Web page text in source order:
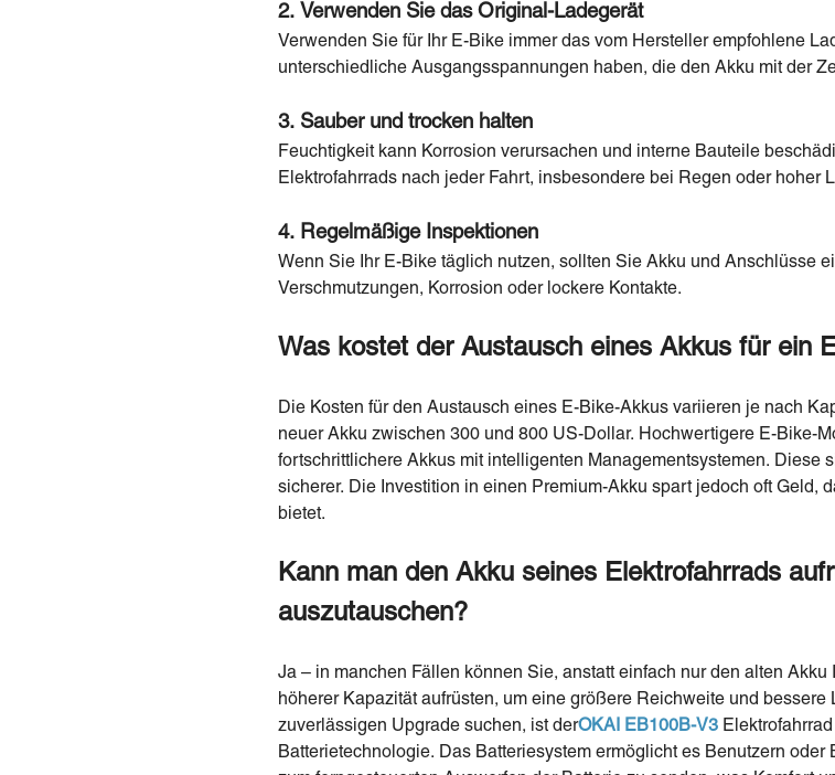
2. Verwenden Sie das Original-Ladegerät
Verwenden Sie für Ihr E-Bike immer das vom Hersteller empfohlene
unterschiedliche Ausgangsspannungen haben, die den Akku mit der
3. Sauber und trocken halten
Feuchtigkeit kann Korrosion verursachen und interne Bauteile
Elektrofahrrads nach jeder Fahrt, insbesondere bei Regen oder hoher
4. Regelmäßige Inspektionen
Wenn Sie Ihr E-Bike täglich nutzen, sollten Sie Akku und Anschlüsse
Verschmutzungen, Korrosion oder lockere Kontakte.
Was kostet der Austausch eines Akkus für ein
Die Kosten für den Austausch eines E-Bike-Akkus variieren je nach
neuer Akku zwischen 300 und 800 US-Dollar. Hochwertigere E-Bike-
fortschrittlichere Akkus mit intelligenten Managementsystemen. Diese
sicherer. Die Investition in einen Premium-Akku spart jedoch oft Geld,
bietet.
Kann man den Akku seines Elektrofahrrads
auszutauschen?
Ja – in manchen Fällen können Sie, anstatt einfach nur den alten
höherer Kapazität aufrüsten, um eine größere Reichweite und
zuverlässigen Upgrade suchen, ist derOKAI EB100B-V3 Elektrofahrrad
Batterietechnologie. Das Batteriesystem ermöglicht es Benutzern